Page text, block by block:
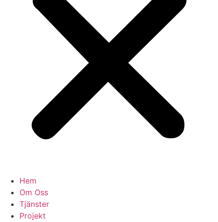
Hem
Om Oss
Tjänster
Projekt